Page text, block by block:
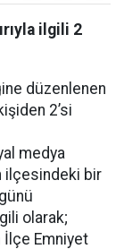
ilgili 2
düzenlenen
2’si
medya
ilçesindeki bir
olarak;
İlçe Emniyet